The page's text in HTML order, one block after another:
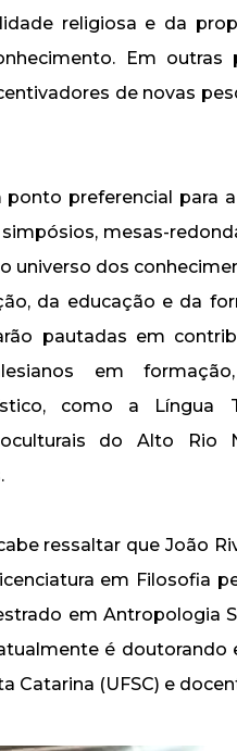
religiosa e da
Em outras
de novas
ponto preferencial para
mesas-
universo dos
da educação e da
pautadas em
em
como a Língua
do Alto Rio
ressaltar que João
em Filosofia
em Antropologia
é
Catarina (UFSC) e